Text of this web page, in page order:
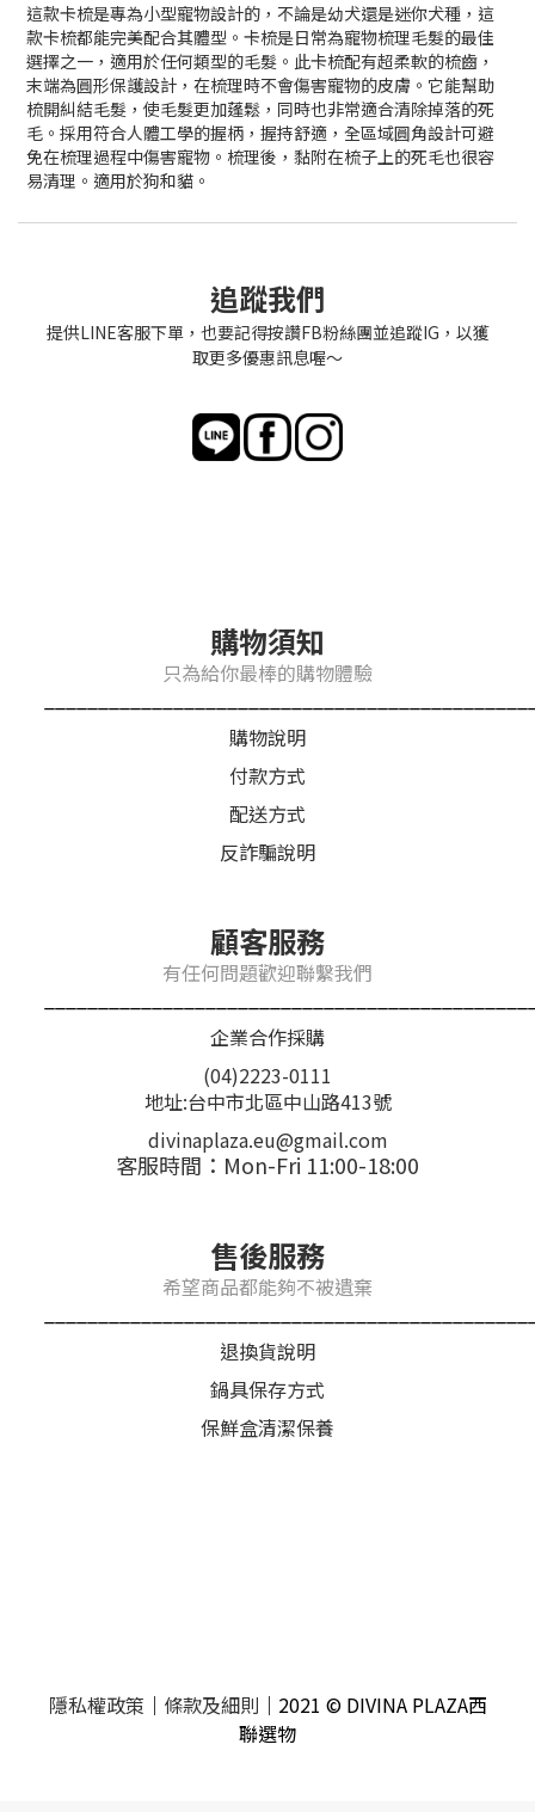
這款卡梳是專為小型寵物設計的，不論是幼犬還是迷你犬種，這
款卡梳都能完美配合其體型。卡梳是日常為寵物梳理毛髮的最佳
選擇之一，適用於任何類型的毛髮。此卡梳配有超柔軟的梳齒，
末端為圓形保護設計，在梳理時不會傷害寵物的皮膚。它能幫助
梳開糾結毛髮，使毛髮更加蓬鬆，同時也非常適合清除掉落的死
毛。採用符合人體工學的握柄，握持舒適，全區域圓角設計可避
免在梳理過程中傷害寵物。梳理後，黏附在梳子上的死毛也很容
易清理。適用於狗和貓。
追蹤我們
提供LINE客服下單，也要記得按讚FB粉絲團並追蹤IG，以獲
取更多優惠訊息喔～
購物須知
只為給你最棒的購物體驗
購物說明
付款方式
配送方式
反詐騙說明
顧客服務
有任何問題歡迎聯繫我們
企業合作採購
(04)2223-0111
地址:台中市北區中山路413號
divinaplaza.eu@gmail.com
客服時間：Mon-Fri 11:00-18:00
售後服務
希望商品都能夠不被遺棄
退換貨說明
鍋具保存方式
保鮮盒清潔保養
隱私權政策 ｜ 條款及細則 ｜2021 © DIVINA PLAZA西
聯選物